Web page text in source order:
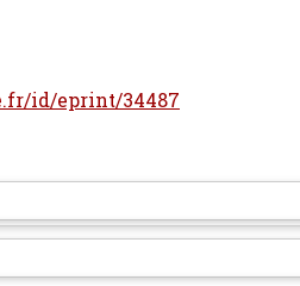
id/eprint/34487